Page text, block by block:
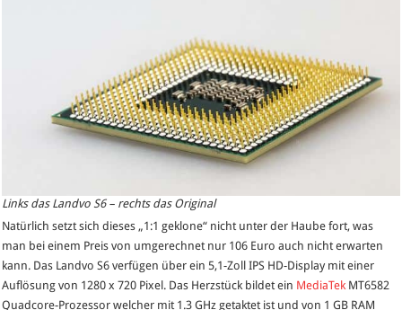
Links das Landvo S6 – rechts das Original
Natürlich setzt sich dieses „1:1 geklone“ nicht unter der Haube fort, was
man bei einem Preis von umgerechnet nur 106 Euro auch nicht erwarten
kann. Das Landvo S6 verfügen über ein 5,1-Zoll IPS HD-Display mit einer
Auflösung von 1280 x 720 Pixel. Das Herzstück bildet ein MediaTek MT6582
Quadcore-Prozessor welcher mit 1.3 GHz getaktet ist und von 1 GB RAM